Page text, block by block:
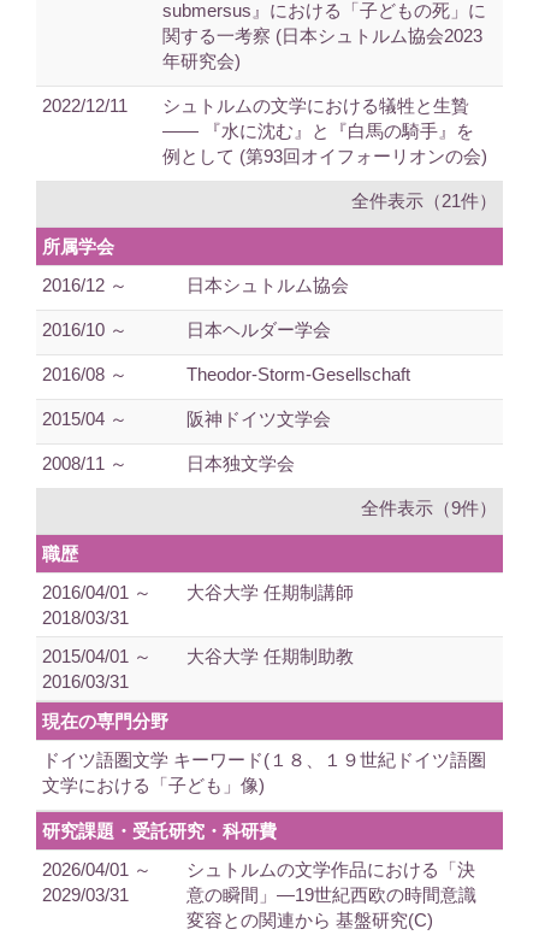
submersus』における「子どもの死」に
関する一考察 (日本シュトルム協会2023
年研究会)
2022/12/11
シュトルムの文学における犠牲と生贄
―― 『水に沈む』と『白馬の騎手』を
例として (第93回オイフォーリオンの会)
全件表示（21件）
所属学会
2016/12 ～
日本シュトルム協会
2016/10 ～ 日本ヘルダー学会
2016/08 ～ Theodor-Storm-Gesellschaft
2015/04 ～ 阪神ドイツ文学会
2008/11 ～ 日本独文学会
全件表示（9件）
職歴
2016/04/01 ～
2018/03/31
大谷大学 任期制講師
2015/04/01 ～
2016/03/31
大谷大学 任期制助教
現在の専門分野
ドイツ語圏文学 キーワード(１８、１９世紀ドイツ語圏
文学における「子ども」像)
研究課題・受託研究・科研費
2026/04/01 ～
2029/03/31
シュトルムの文学作品における「決
意の瞬間」―19世紀西欧の時間意識
変容との関連から 基盤研究(C)